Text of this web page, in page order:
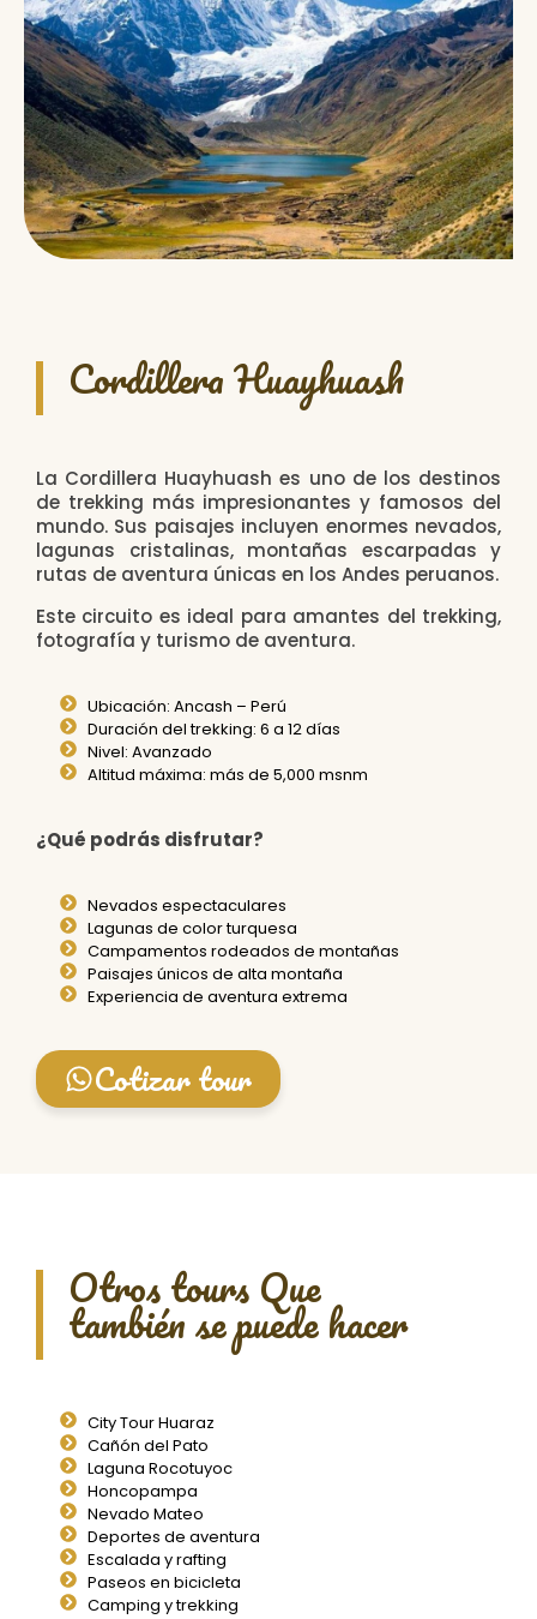
Cordillera Huayhuash
La Cordillera Huayhuash es uno de los destinos
de trekking más impresionantes y famosos del
mundo. Sus paisajes incluyen enormes nevados,
lagunas cristalinas, montañas escarpadas y
rutas de aventura únicas en los Andes peruanos.
Este circuito es ideal para amantes del trekking,
fotografía y turismo de aventura.
Ubicación: Ancash – Perú
Duración del trekking: 6 a 12 días
Nivel: Avanzado
Altitud máxima: más de 5,000 msnm
¿Qué podrás disfrutar?
Nevados espectaculares
Lagunas de color turquesa
Campamentos rodeados de montañas
Paisajes únicos de alta montaña
Experiencia de aventura extrema
Cotizar tour
Otros tours Que
también se puede hacer
City Tour Huaraz
Cañón del Pato
Laguna Rocotuyoc
Honcopampa
Nevado Mateo
Deportes de aventura
Escalada y rafting
Paseos en bicicleta
Camping y trekking